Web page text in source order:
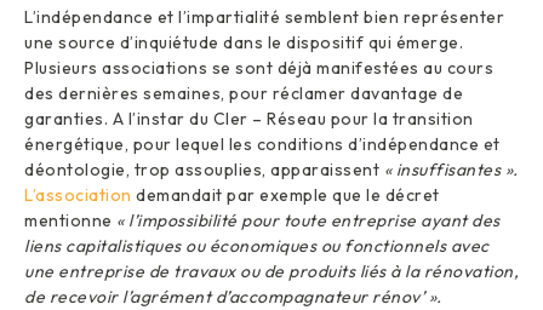
L’indépendance et l’impartialité semblent bien représenter
une source d’inquiétude dans le dispositif qui émerge.
Plusieurs associations se sont déjà manifestées au cours
des dernières semaines, pour réclamer davantage de
garanties. A l’instar du Cler – Réseau pour la transition
énergétique, pour lequel les conditions d’indépendance et
déontologie, trop assouplies, apparaissent « insuffisantes ».
L’association demandait par exemple que le décret
mentionne « l’impossibilité pour toute entreprise ayant des
liens capitalistiques ou économiques ou fonctionnels avec
une entreprise de travaux ou de produits liés à la rénovation,
de recevoir l’agrément d’accompagnateur rénov’ ».